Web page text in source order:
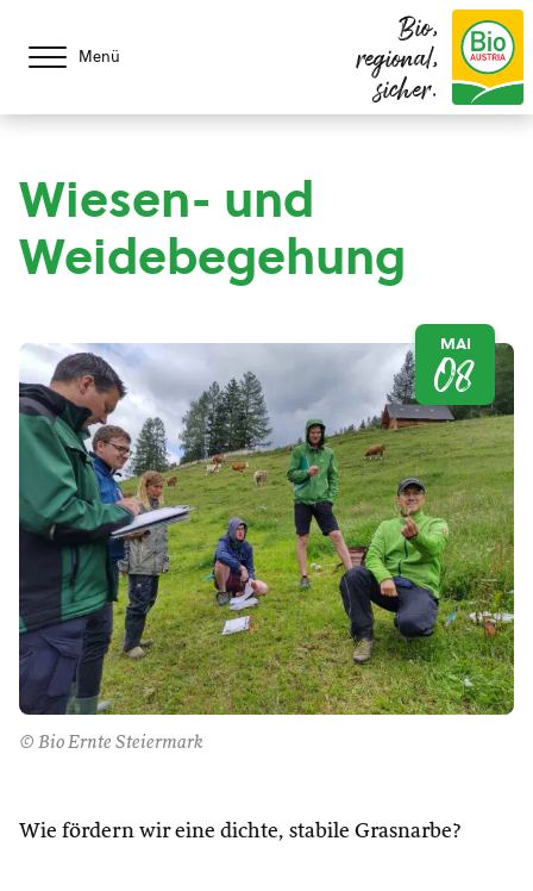
Menü
Bio,
regional,
sicher.
Wiesen- und
Weidebegehung
© Bio Ernte Steiermark
MAI
08
Wie fördern wir eine dichte, stabile Grasnarbe?